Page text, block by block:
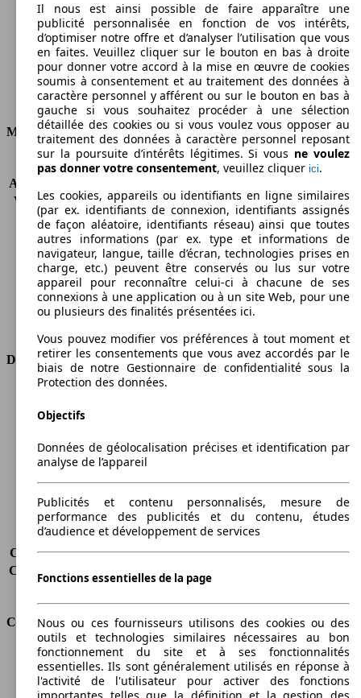
Ø 4.9 m³/100km
Consommation
Moteur et Puissance
KW (CH)
88 kW (120 PS)
Accélération (0-100 km/h)
Vitesse maximale (km/h) 172 km/h
Nombre de vitesses
6
Couple
206 nm
Cylindrée
1368 ccm
Carburant
Autres
Cylindres
4
Transmission
Boîte manuelle
Dimensions
Empattement
2755 mm
Poids maximum
Charge maximale
-
Portes
5
Sièges
5 - 7
Charge sur toit
-
Capacité de remorquage (sans freins) 500 kg
Capacité de remorquage (avec freins)
Consommation
Émissions de CO2*
161 g/km (komb.)
Consommation (ville)
6.5 m³/100km
Consommation (route)
4.0 m³/100km
Il nous est ainsi possible de faire apparaître une
publicité personnalisée en fonction de vos intérêts,
d’optimiser notre offre et d’analyser l’utilisation que vous
en faites. Veuillez cliquer sur le bouton en bas à droite
pour donner votre accord à la mise en œuvre de cookies
soumis à consentement et au traitement des données à
caractère personnel y afférent ou sur le bouton en bas à
gauche si vous souhaitez procéder à une sélection
détaillée des cookies ou si vous voulez vous opposer au
traitement des données à caractère personnel reposant
sur la poursuite d’intérêts légitimes. Si vous ne voulez
pas donner votre consentement, veuillez cliquer ici.
Les cookies, appareils ou identifiants en ligne similaires
(par ex. identifiants de connexion, identifiants assignés
de façon aléatoire, identifiants réseau) ainsi que toutes
autres informations (par ex. type et informations de
navigateur, langue, taille d’écran, technologies prises en
charge, etc.) peuvent être conservés ou lus sur votre
appareil pour reconnaître celui-ci à chacune de ses
connexions à une application ou à un site Web, pour une
ou plusieurs des finalités présentées ici.
Vous pouvez modifier vos préférences à tout moment et
retirer les consentements que vous avez accordés par le
biais de notre Gestionnaire de confidentialité sous la
Protection des données.
Objectifs
Données de géolocalisation précises et identification par
analyse de l’appareil
Publicités et contenu personnalisés, mesure de
performance des publicités et du contenu, études
d’audience et développement de services
Fonctions essentielles de la page
Nous ou ces fournisseurs utilisons des cookies ou des
outils et technologies similaires nécessaires au bon
fonctionnement du site et à ses fonctionnalités
essentielles. Ils sont généralement utilisés en réponse à
l'activité de l'utilisateur pour activer des fonctions